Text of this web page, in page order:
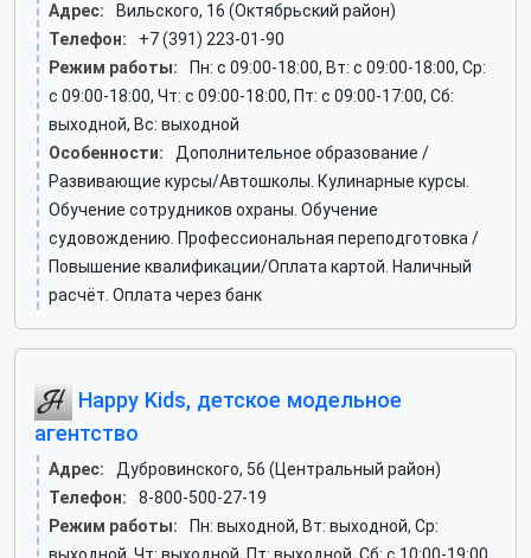
Адрес:
Вильского, 16 (Октябрьский район)
Телефон:
+7 (391) 223-01-90
Режим работы:
Пн: c 09:00-18:00, Вт: c 09:00-18:00, Ср:
c 09:00-18:00, Чт: c 09:00-18:00, Пт: c 09:00-17:00, Сб:
выходной, Вс: выходной
Особенности:
Дополнительное образование /
Развивающие курсы/Автошколы. Кулинарные курсы.
Обучение сотрудников охраны. Обучение
судовождению. Профессиональная переподготовка /
Повышение квалификации/Оплата картой. Наличный
расчёт. Оплата через банк
Happy Kids, детское модельное
агентство
Адрес:
Дубровинского, 56 (Центральный район)
Телефон:
8-800-500-27-19
Режим работы:
Пн: выходной, Вт: выходной, Ср: